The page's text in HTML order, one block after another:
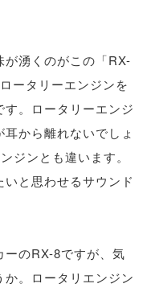
湧くのがこの「RX-
ータリーエンジンを
。ロータリーエンジ
から離れないでしょ
ジンとも違います。
と思わせるサウンド
ーのRX-8ですが、気
。ロータリエンジン